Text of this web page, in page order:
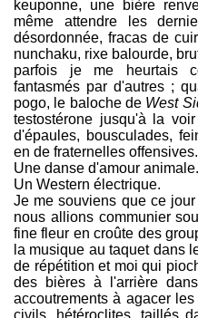
keuponne, une bière
même attendre les
désordonnée, fracas de
nunchaku, rixe balourde,
parfois je me heurtais
fantasmés par d'autres ;
pogo, le baloche de West
testostérone jusqu'à la
d'épaules, bousculades,
en de fraternelles offensives.
Une danse d'amour animale.
Un Western électrique.
Je me souviens que ce
nous allions communier
fine fleur en croûte des
la musique au taquet dans
de répétition et moi qui
des bières à l'arrière
accoutrements à agacer